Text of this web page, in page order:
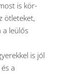
is kör-
ötleteket,
a leülős
is jól
a